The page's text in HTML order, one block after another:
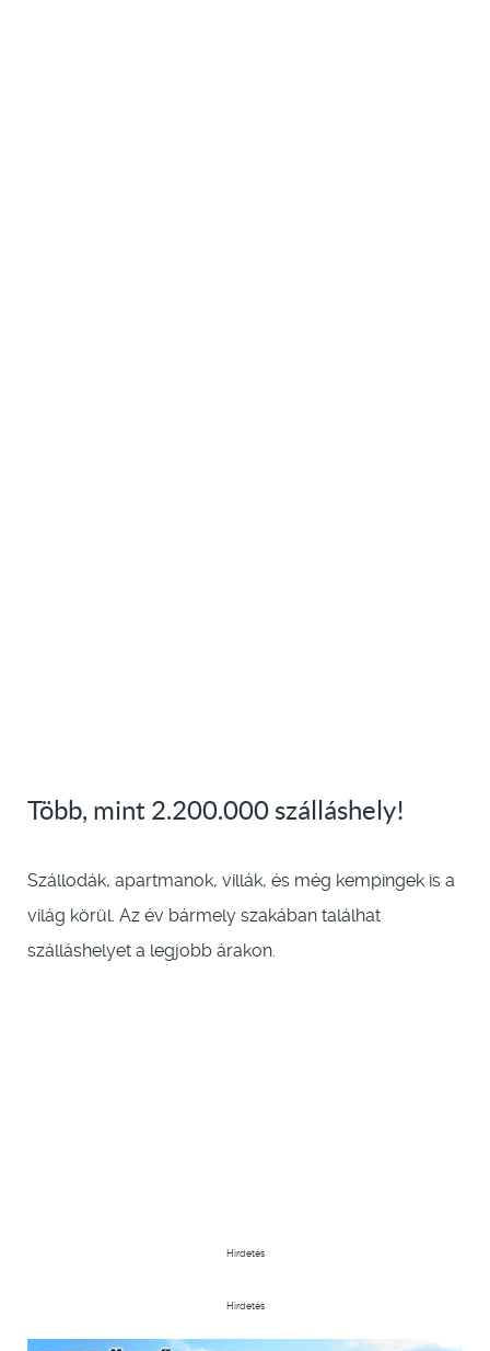
Több, mint 2.200.000 szálláshely!
Szállodák, apartmanok, villák, és még kempingek is a
világ körül. Az év bármely szakában találhat
szálláshelyet a legjobb árakon.
Hirdetés
Hirdetés